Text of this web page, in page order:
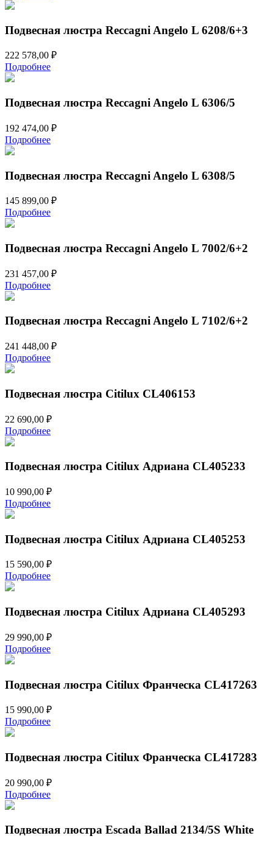
Подвесная люстра Reccagni Angelo L 6208/6+3
222 578,00 ₽
Подробнее
Подвесная люстра Reccagni Angelo L 6306/5
192 474,00 ₽
Подробнее
Подвесная люстра Reccagni Angelo L 6308/5
145 899,00 ₽
Подробнее
Подвесная люстра Reccagni Angelo L 7002/6+2
231 457,00 ₽
Подробнее
Подвесная люстра Reccagni Angelo L 7102/6+2
241 448,00 ₽
Подробнее
Подвесная люстра Citilux CL406153
22 690,00 ₽
Подробнее
Подвесная люстра Citilux Адриана CL405233
10 990,00 ₽
Подробнее
Подвесная люстра Citilux Адриана CL405253
15 590,00 ₽
Подробнее
Подвесная люстра Citilux Адриана CL405293
29 990,00 ₽
Подробнее
Подвесная люстра Citilux Франческа CL417263
15 990,00 ₽
Подробнее
Подвесная люстра Citilux Франческа CL417283
20 990,00 ₽
Подробнее
Подвесная люстра Escada Ballad 2134/5S White